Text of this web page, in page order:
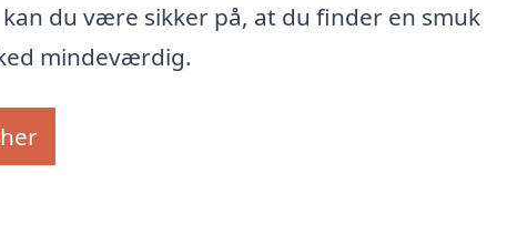
du være sikker på, at du finder en smuk
mindeværdig.